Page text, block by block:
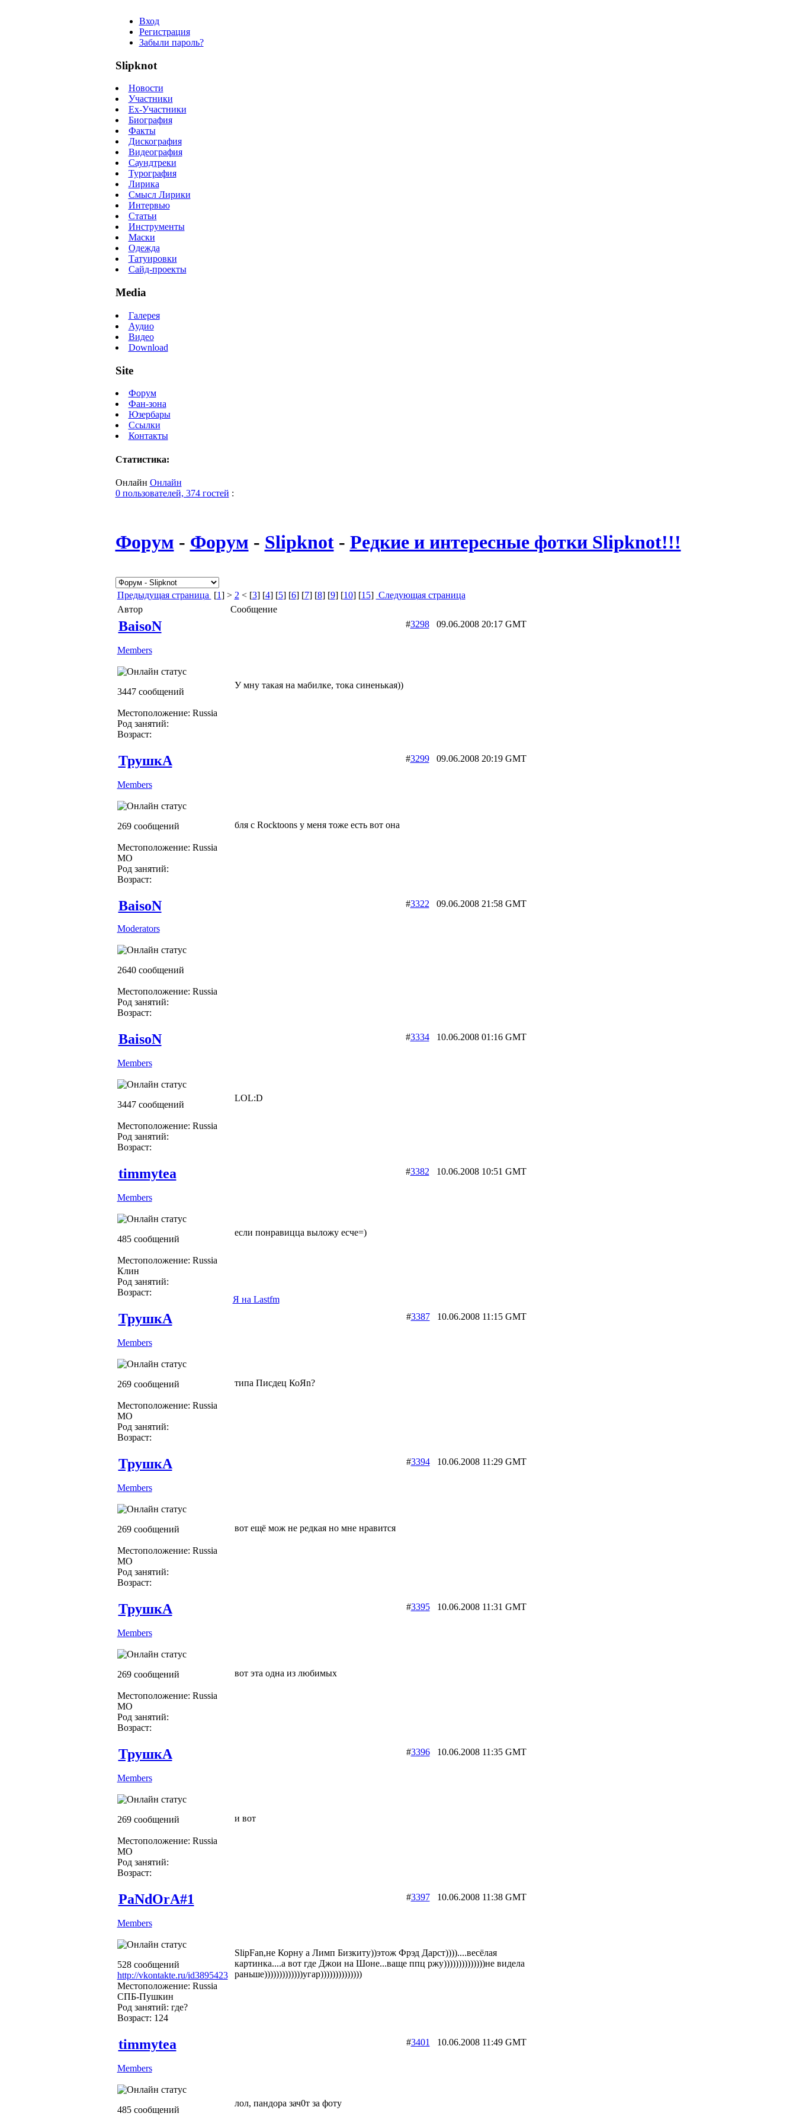
Вход
Регистрация
Забыли пароль?
Slipknot
Новости
Участники
Ex-Участники
Биография
Факты
Дискография
Видеография
Саундтреки
Турография
Лирика
Смысл Лирики
Интервью
Статьи
Инструменты
Маски
Одежда
Татуировки
Сайд-проекты
Media
Галерея
Аудио
Видео
Download
Site
Форум
Фан-зона
Юзербары
Ссылки
Контакты
Статистика:
Онлайн Онлайн
0 пользователей, 374 гостей :
Форум - Форум - Slipknot- Редкие и интересные фотки Slipknot!!!
Предыдущая страница [1] > 2 < [3] [4] [5] [6] [7] [8] [9] [10] [15] Следующая страница
Автор
Сообщение
BaisoN
Members
3447 сообщений
Местоположение: Russia
Род занятий:
Возраст:
#329809.06.2008 20:17 GMT
У мну такая на мабилке, тока синенькая))
ТрушкА
Members
269 сообщений
Местоположение: Russia
МО
Род занятий:
Возраст:
#329909.06.2008 20:19 GMT
бля с Rocktoons у меня тоже есть вот она
BaisoN
Moderators
2640 сообщений
Местоположение: Russia
Род занятий:
Возраст:
#3322 09.06.2008 21:58 GMT
BaisoN
Members
3447 сообщений
Местоположение: Russia
Род занятий:
Возраст:
#333410.06.2008 01:16 GMT
LOL:D
timmytea
Members
485 сообщений
Местоположение: Russia
Клин
Род занятий:
Возраст:
#3382 10.06.2008 10:51 GMT
если понравицца выложу есче=)
Я на Lastfm
ТрушкА
Members
269 сообщений
Местоположение: Russia
МО
Род занятий:
Возраст:
#338710.06.2008 11:15 GMT
типа Писдец КоЯn?
ТрушкА
Members
269 сообщений
Местоположение: Russia
МО
Род занятий:
Возраст:
#339410.06.2008 11:29 GMT
вот ещё мож не редкая но мне нравится
ТрушкА
Members
269 сообщений
Местоположение: Russia
МО
Род занятий:
Возраст:
#339510.06.2008 11:31 GMT
вот эта одна из любимых
ТрушкА
Members
269 сообщений
Местоположение: Russia
МО
Род занятий:
Возраст:
#339610.06.2008 11:35 GMT
и вот
PaNdOrA#1
Members
528 сообщений
http://vkontakte.ru/id3895423
Местоположение: Russia
СПБ-Пушкин
Род занятий: где?
Возраст: 124
#339710.06.2008 11:38 GMT
SlipFan,не Корну а Лимп Бизкиту))этож Фрэд Дарст))))....весёлая
картинка....а вот где Джои на Шоне...ваще ппц ржу))))))))))))))не видела
раньше)))))))))))))угар))))))))))))))
timmytea
Members
485 сообщений
#3401 10.06.2008 11:49 GMT
лол, пандора зач0т за фоту